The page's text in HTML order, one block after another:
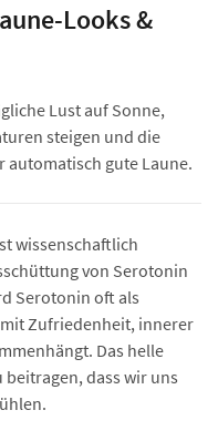
Looks &
Lust auf Sonne,
steigen und die
automatisch gute Laune.
wissenschaftlich
von Serotonin
Serotonin oft als
Zufriedenheit, innerer
Das helle
dass wir uns